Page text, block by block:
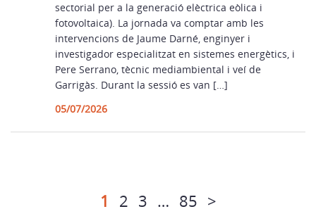
sectorial per a la generació elèctrica eòlica i
fotovoltaica). La jornada va comptar amb les
intervencions de Jaume Darné, enginyer i
investigador especialitzat en sistemes energètics, i
Pere Serrano, tècnic mediambiental i veí de
Garrigàs. Durant la sessió es van […]
05/07/2026
1 2 3 … 85 >